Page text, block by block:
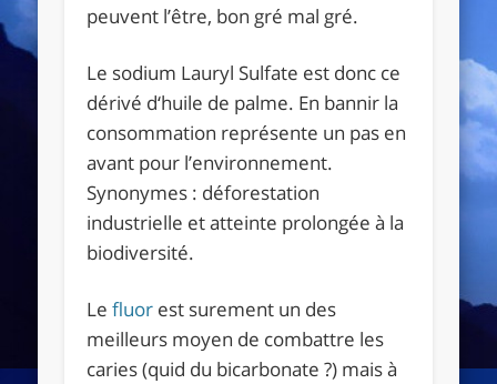
peuvent l’être, bon gré mal gré.
Le sodium Lauryl Sulfate est donc ce
dérivé d‘huile de palme. En bannir la
consommation représente un pas en
avant pour l’environnement.
Synonymes : déforestation
industrielle et atteinte prolongée à la
biodiversité.
Lefluor est surement un des
meilleurs moyen de combattre les
caries (quid du bicarbonate ?) mais à